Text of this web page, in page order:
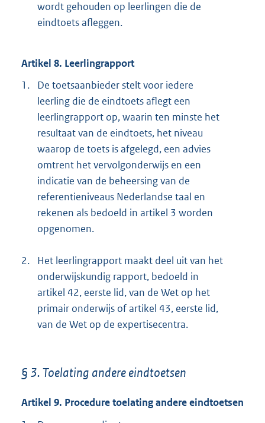
wordt gehouden op leerlingen die de
eindtoets afleggen.
Artikel 8. Leerlingrapport
1.
De toetsaanbieder stelt voor iedere
leerling die de eindtoets aflegt een
leerlingrapport op, waarin ten minste het
resultaat van de eindtoets, het niveau
waarop de toets is afgelegd, een advies
omtrent het vervolgonderwijs en een
indicatie van de beheersing van de
referentieniveaus Nederlandse taal en
rekenen als bedoeld in artikel 3 worden
opgenomen.
2.
Het leerlingrapport maakt deel uit van het
onderwijskundig rapport, bedoeld in
artikel 42, eerste lid, van de Wet op het
primair onderwijs of artikel 43, eerste lid,
van de Wet op de expertisecentra.
§ 3. Toelating andere eindtoetsen
Artikel 9. Procedure toelating andere eindtoetsen